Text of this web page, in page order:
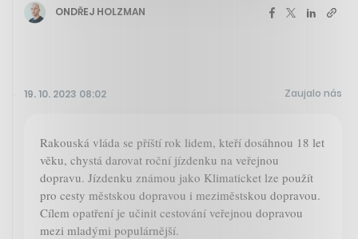
ONDŘEJ HOLZMAN
19. 10. 2023 08:02 Zaujalo nás
Rakouská vláda se příští rok lidem, kteří dosáhnou 18 let
věku, chystá darovat roční jízdenku na veřejnou
dopravu. Jízdenku známou jako Klimaticket lze použít
pro cesty městskou dopravou i meziměstskou dopravou.
Cílem opatření je učinit cestování veřejnou dopravou
mezi mladými populárnější.